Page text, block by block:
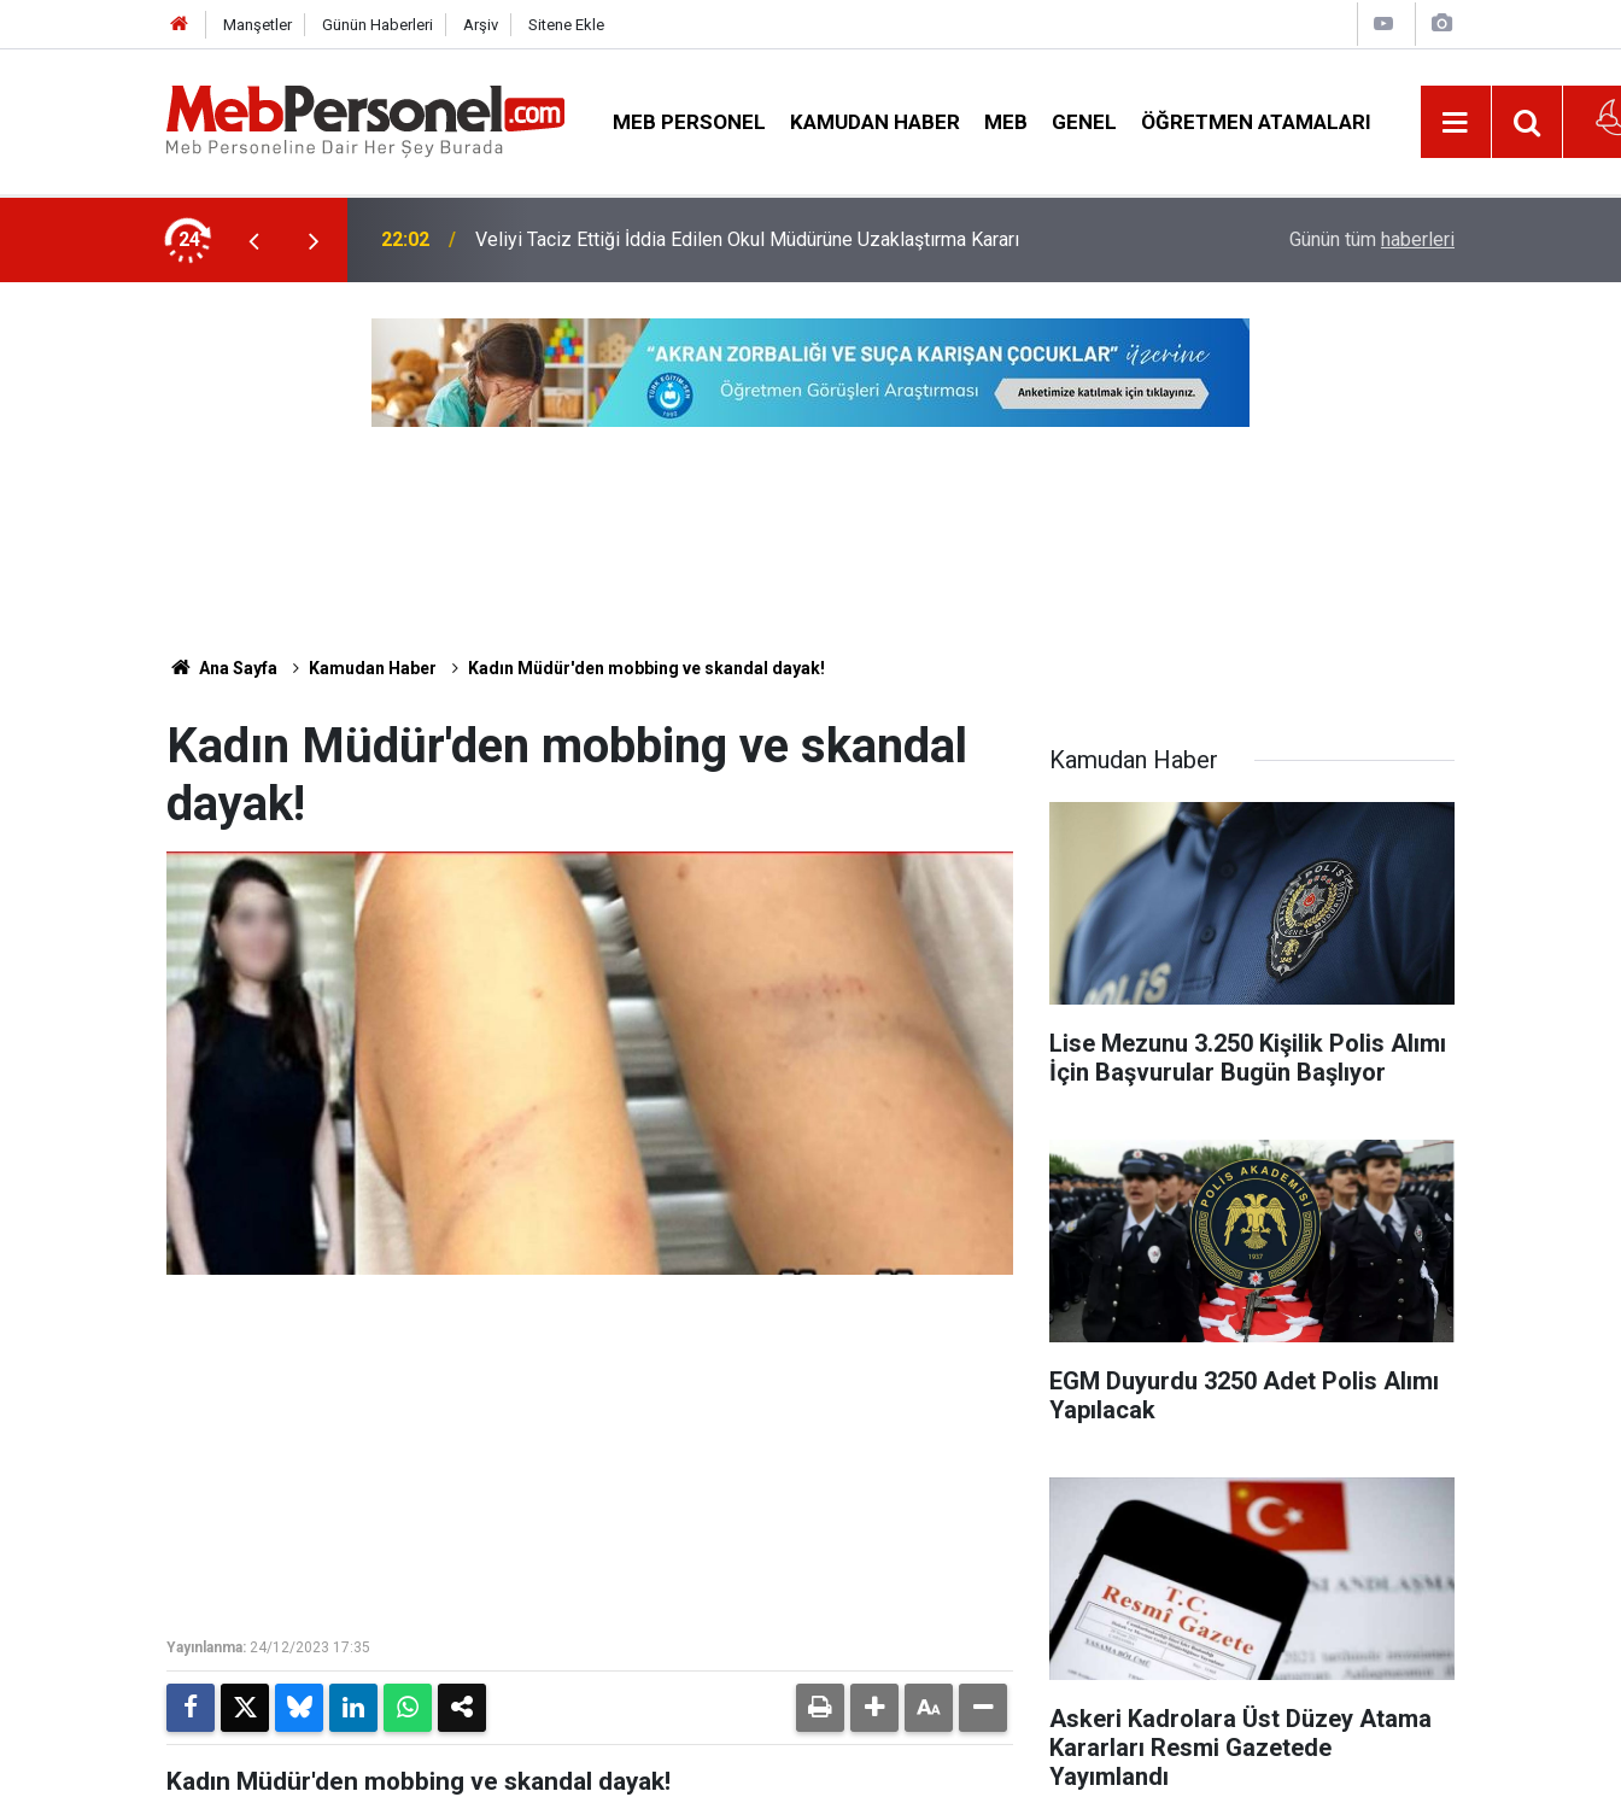
Manşetler Günün Haberleri Arşiv Sitene Ekle
MEB PERSONEL KAMUDAN HABER MEB GENEL ÖĞRETMEN ATAMALARI
24
Atamadan Kurtaracak Dilekçe 22:02 Veliyi Taciz Ettiği İddia Edilen Okul Müdürüne Uzaklaştırma Kararı Kurul Kararı Gereği O Öğretmenlere 5.256 TL
Günün tüm haberleri
Ana Sayfa Kamudan Haber Kadın Müdür'den mobbing ve skandal dayak!
Kadın Müdür'den mobbing ve skandal
dayak!
Yayınlanma: 24/12/2023 17:35
Kadın Müdür'den mobbing ve skandal dayak!
Kamudan Haber
Lise Mezunu 3.250 Kişilik Polis Alımı
İçin Başvurular Bugün Başlıyor
EGM Duyurdu 3250 Adet Polis Alımı
Yapılacak
Askeri Kadrolara Üst Düzey Atama
Kararları Resmi Gazetede
Yayımlandı